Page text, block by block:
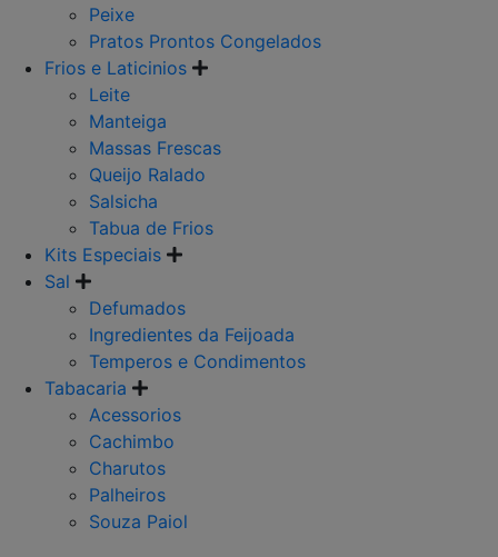
Peixe
Pratos Prontos Congelados
Frios e Laticinios
Leite
Manteiga
Massas Frescas
Queijo Ralado
Salsicha
Tabua de Frios
Kits Especiais
Sal
Defumados
Ingredientes da Feijoada
Temperos e Condimentos
Tabacaria
Acessorios
Cachimbo
Charutos
Palheiros
Souza Paiol